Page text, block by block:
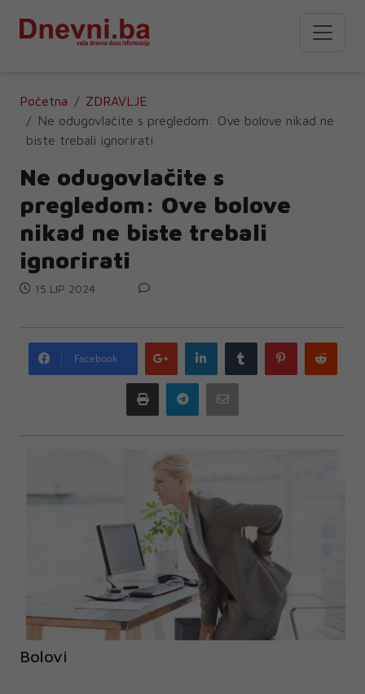
Početna
ZDRAVLJE
Ne odugovlačite s pregledom: Ove bolove nikad ne
biste trebali ignorirati
Ne odugovlačite s
pregledom: Ove bolove
nikad ne biste trebali
ignorirati
15 LIP 2024
Facebook
Google
plus
LinkedIn Tumblr Pinterest
Print Telegram
Bolovi